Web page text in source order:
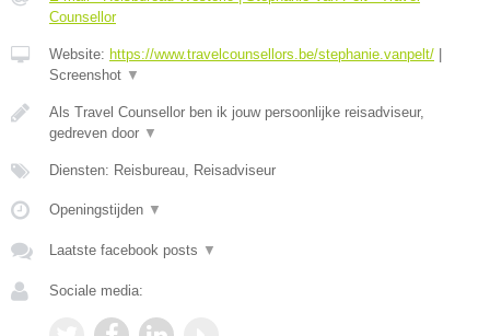
Counsellor
Website: https://www.travelcounsellors.be/stephanie.vanpelt/
Screenshot ▼
Als Travel Counsellor ben ik jouw persoonlijke reisadviseur,
gedreven door ▼
Diensten: Reisbureau, Reisadviseur
Openingstijden ▼
Laatste facebook posts ▼
Sociale media: